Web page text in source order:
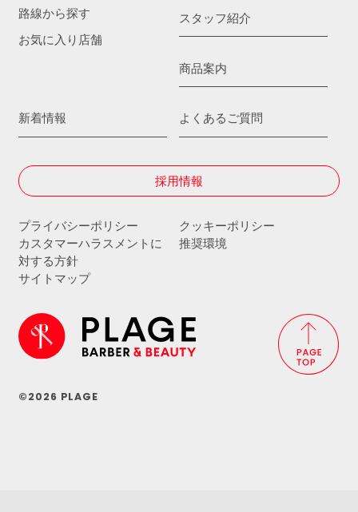
路線から探す
お気に入り店舗
スタッフ紹介
商品案内
新着情報 よくあるご質問
採用情報
プライバシーポリシー
クッキーポリシー
カスタマーハラスメントに
対する方針
推奨環境
サイトマップ
©2026 PLAGE